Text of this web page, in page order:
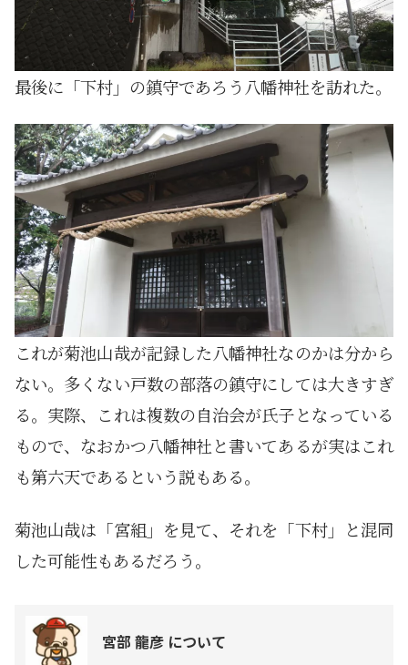
最後に「下村」の鎮守であろう八幡神社を訪れた。
これが菊池山哉が記録した八幡神社なのかは分から
ない。多くない戸数の部落の鎮守にしては大きすぎ
る。実際、これは複数の自治会が氏子となっている
もので、なおかつ八幡神社と書いてあるが実はこれ
も第六天であるという説もある。
菊池山哉は「宮組」を見て、それを「下村」と混同
した可能性もあるだろう。
宮部 龍彦 について